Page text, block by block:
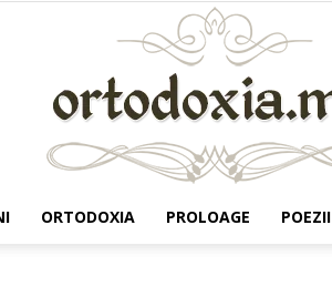
ORTODOXIA PROLOAGE POEZII